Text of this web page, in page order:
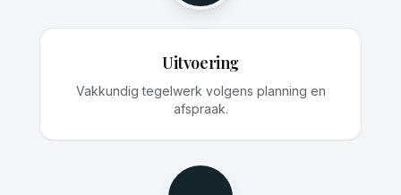
Uitvoering
Vakkundig tegelwerk volgens planning en
afspraak.